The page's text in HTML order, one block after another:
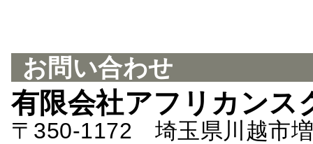
お問い合わせ
有限会社アフリカンス
〒350-1172 埼玉県川越市